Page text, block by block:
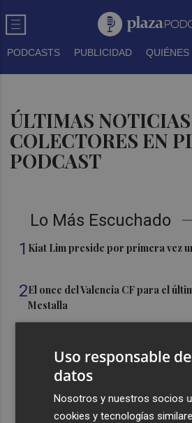
PODCASTS PUBLICIDAD
ÚLTIMAS
COLECTORES EN
PODCAST
Lo Más Escuchado
1 Kiat Lim preside por primera vez
2El once del Valencia CF para el
Mestalla
el día del eclipse
queremos ver en la Liga”
Uso responsable
datos
Nosotros y nuestros socios
cookies y tecnologías